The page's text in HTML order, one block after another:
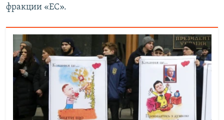
фракции «ЕС».